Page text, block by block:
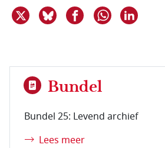
Deel dit item op X
Deel dit item op Bluesky
Deel dit item op
Delen via
Bundel
Bundel 25: Levend archief
Lees meer